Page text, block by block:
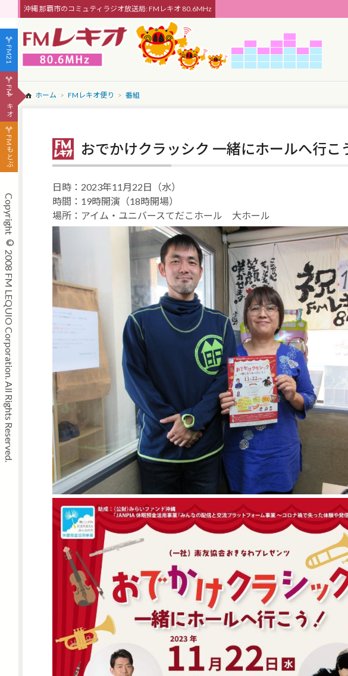
沖縄 那覇市のコミュティラジオ放送局: FMレキオ 80.6MHz
ホーム FMレキオ便り 番組
おでかけクラッシク 一緒にホールへ行こ
日時：2023年11月22日（水）
時間：19時開演（18時開場）
場所：アイム・ユニバースてだこホール 大ホール
FM21
FMレキオ
FMもとぶ
Copyright © 2008 FM LEQUIO Corporation. All Rights Reserved.